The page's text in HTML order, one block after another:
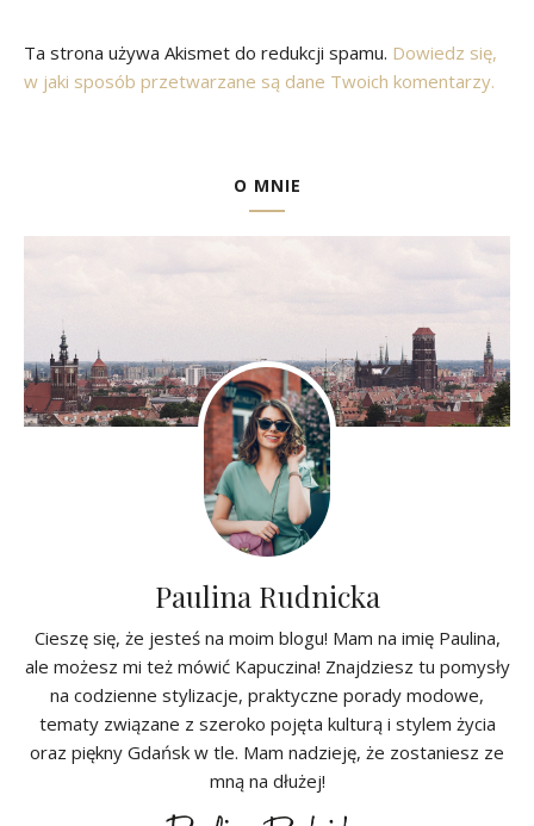
Ta strona używa Akismet do redukcji spamu. Dowiedz się,
w jaki sposób przetwarzane są dane Twoich komentarzy.
O MNIE
Paulina Rudnicka
Cieszę się, że jesteś na moim blogu! Mam na imię Paulina,
ale możesz mi też mówić Kapuczina! Znajdziesz tu pomysły
na codzienne stylizacje, praktyczne porady modowe,
tematy związane z szeroko pojęta kulturą i stylem życia
oraz piękny Gdańsk w tle. Mam nadzieję, że zostaniesz ze
mną na dłużej!